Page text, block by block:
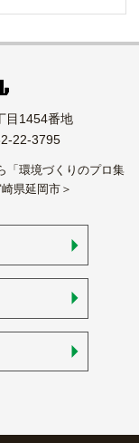
目1454番地
22-3795
「環境づくりのプロ集
県延岡市＞